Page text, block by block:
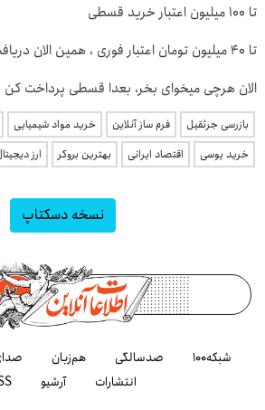
تا ۱۰۰ میلیون اعتبار خرید قسطی
تا 40 میلیون تومان اعتبار فوری ، همین الان دریافت کن
الان هرچی میخوای بخر، بعدا قسطی پرداخت کن
بازرسی جرثقیل فرم ساز آنلاین خرید مواد شیمیایی
خرید یوسی
اقتصاد ایرانی بهترین بروکر ارز
نسخه دسکتاپ
شبکه۱۰۰ صدسالگی هم‌زبان
انتشارات
آرشیو